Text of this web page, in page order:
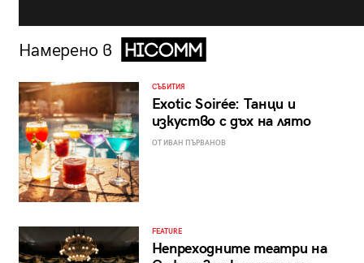
Намерено в
СЪБИТИЯ
Exotic Soirée: Танци и
изкуство с дъх на лято
ОТ ИВАН ПЪРВАНОВ
FEATURE
Непреходните театри на